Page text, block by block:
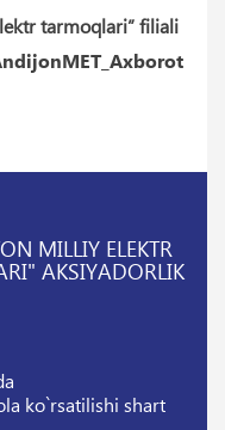
tarmoqlari” filiali
MILLIY ELEKTR
AKSIYADORLIK
ko`rsatilishi shart